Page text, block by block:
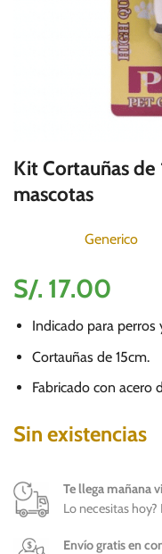
Kit Cortauñas de
mascotas
Generico
S/. 17.00
Indicado para perros
Cortauñas de 15cm.
Fabricado con acero
Sin existencias
Te llega mañana
Lo necesitas
Envío gratis en